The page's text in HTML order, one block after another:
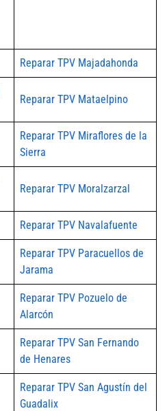
Reparar TPV Majadahonda
Reparar TPV Mataelpino
Reparar TPV Miraflores de la
Sierra
Reparar TPV Moralzarzal
Reparar TPV Navalafuente
Reparar TPV Paracuellos de
Jarama
Reparar TPV Pozuelo de
Alarcón
Reparar TPV San Fernando
de Henares
Reparar TPV San Agustín del
Guadalix